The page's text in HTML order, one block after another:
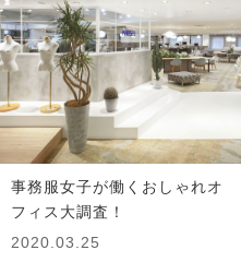
事務服女子が働くおしゃれオ
フィス大調査！
2020.03.25